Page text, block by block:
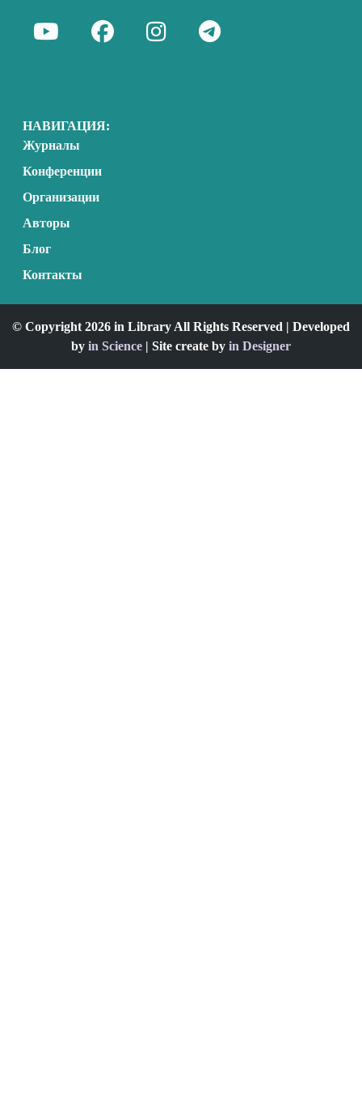
НАВИГАЦИЯ:
Журналы
Конференции
Организации
Авторы
Блог
Контакты
© Copyright 2026 in Library All Rights Reserved | Developed
by in Science | Site create by in Designer